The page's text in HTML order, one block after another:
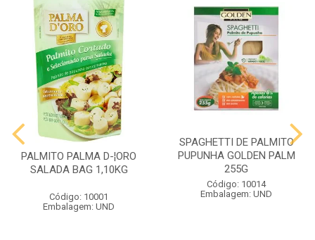
PALMITO PALMA D-¦ORO
SALADA BAG 1,10KG
Código: 10001
Embalagem: UND
SPAGHETTI DE PALMITO
PUPUNHA GOLDEN PALM
255G
Código: 10014
Embalagem: UND